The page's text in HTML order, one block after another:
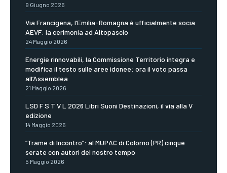
9 Giugno 2026
Via Francigena, l’Emilia-Romagna è ufficialmente socia
AEVF: la cerimonia ad Altopascio
24 Maggio 2026
Energie rinnovabili, la Commissione Territorio integra e
modifica il testo sulle aree idonee: ora il voto passa
all’Assemblea
21 Maggio 2026
LSD F S T V L 2026 Libri Suoni Destinazioni, il via alla V
edizione
14 Maggio 2026
“Trame di Incontro”: al MUPAC di Colorno (PR) cinque
serate con autori del nostro tempo
5 Maggio 2026